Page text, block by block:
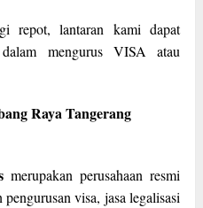
repot, lantaran kami dapat
mengurus VISA atau
Raya Tangerang
merupakan perusahaan resmi
visa, jasa legalisasi